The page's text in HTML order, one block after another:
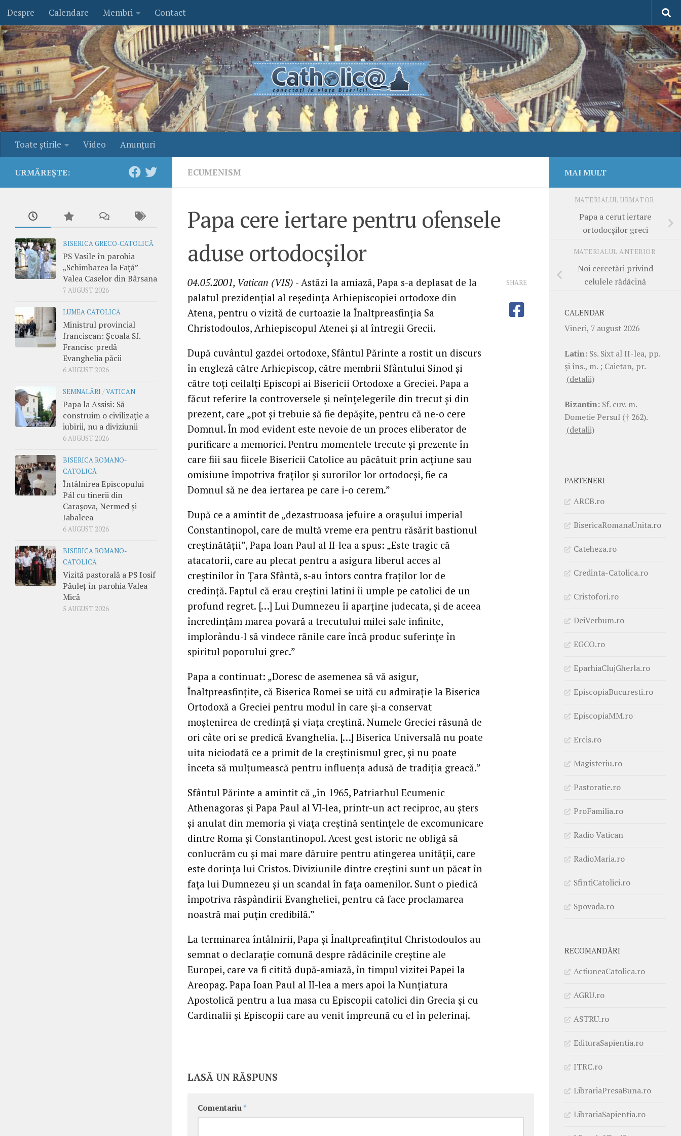
Skip to content
Despre Calendare Membri Contact
Toate ştirile Video Anunţuri
ECUMENISM
Papa cere iertare pentru ofensele
aduse ortodocşilor
04.05.2001, Vatican (VIS) - Astăzi la amiază, Papa s-a deplasat de la
palatul prezidenţial al reşedinţa Arhiepiscopiei ortodoxe din
Atena, pentru o vizită de curtoazie la Înaltpreasfinţia Sa
Christodoulos, Arhiepiscopul Atenei şi al întregii Grecii.
După cuvântul gazdei ortodoxe, Sfântul Părinte a rostit un discurs
în engleză către Arhiepiscop, către membrii Sfântului Sinod şi
către toţi ceilalţi Episcopi ai Bisericii Ortodoxe a Greciei. Papa a
făcut referire la controversele şi neînţelegerile din trecut şi din
prezent, care „pot şi trebuie să fie depăşite, pentru că ne-o cere
Domnul. În mod evident este nevoie de un proces eliberator de
purificare a memoriei. Pentru momentele trecute şi prezente în
care fiii sau fiicele Bisericii Catolice au păcătuit prin acţiune sau
omisiune împotriva fraţilor şi surorilor lor ortodocşi, fie ca
Domnul să ne dea iertarea pe care i-o cerem.”
După ce a amintit de „dezastruoasa jefuire a oraşului imperial
Constantinopol, care de multă vreme era pentru răsărit bastionul
creştinătăţii”, Papa Ioan Paul al II-lea a spus: „Este tragic că
atacatorii, care au plecat pentru a asigura liberul acces al
creştinilor în Ţara Sfântă, s-au întors contra fraţilor lor de
credinţă. Faptul că erau creştini latini îi umple pe catolici de un
profund regret. […] Lui Dumnezeu îi aparţine judecata, şi de aceea
încredinţăm marea povară a trecutului milei sale infinite,
implorându-l să vindece rănile care încă produc suferinţe în
spiritul poporului grec.”
Papa a continuat: „Doresc de asemenea să vă asigur,
Înaltpreasfinţite, că Biserica Romei se uită cu admiraţie la Biserica
Ortodoxă a Greciei pentru modul în care şi-a conservat
moştenirea de credinţă şi viaţa creştină. Numele Greciei răsună de
ori câte ori se predică Evanghelia. […] Biserica Universală nu poate
uita niciodată ce a primit de la creştinismul grec, şi nu poate
înceta să mulţumească pentru influenţa adusă de tradiţia greacă.”
Sfântul Părinte a amintit că „în 1965, Patriarhul Ecumenic
Athenagoras şi Papa Paul al VI-lea, printr-un act reciproc, au şters
şi anulat din memoria şi viaţa creştină sentinţele de excomunicare
dintre Roma şi Constantinopol. Acest gest istoric ne obligă să
conlucrăm cu şi mai mare dăruire pentru atingerea unităţii, care
este dorinţa lui Cristos. Diviziunile dintre creştini sunt un păcat în
faţa lui Dumnezeu şi un scandal în faţa oamenilor. Sunt o piedică
împotriva răspândirii Evangheliei, pentru că face proclamarea
noastră mai puţin credibilă.”
La terminarea întâlnirii, Papa şi Înaltpreafinţitul Christodoulos au
semnat o declaraţie comună despre rădăcinile creştine ale
Europei, care va fi citită după-amiază, în timpul vizitei Papei la
Areopag. Papa Ioan Paul al II-lea a mers apoi la Nunţiatura
Apostolică pentru a lua masa cu Episcopii catolici din Grecia şi cu
Cardinalii şi Episcopii care au venit împreună cu el în pelerinaj.
SHARE
LASĂ UN RĂSPUNS
Comentariu *
URMĂREȘTE:
BISERICA GRECO-CATOLICĂ
PS Vasile în parohia
„Schimbarea la Față” –
Valea Caselor din Bârsana
7 AUGUST 2026
LUMEA CATOLICĂ
Ministrul provincial
franciscan: Școala Sf.
Francisc predă
Evanghelia păcii
6 AUGUST 2026
SEMNALĂRI /VATICAN
Papa la Assisi: Să
construim o civilizație a
iubirii, nu a diviziunii
6 AUGUST 2026
BISERICA ROMANO-
CATOLICĂ
Întâlnirea Episcopului
Pál cu tinerii din
Carașova, Nermed și
Iabalcea
6 AUGUST 2026
BISERICA ROMANO-
CATOLICĂ
Vizită pastorală a PS Iosif
Păuleț în parohia Valea
Mică
5 AUGUST 2026
MAI MULT
MATERIALUL URMĂTOR
Papa a cerut iertare
ortodocşilor greci
MATERIALUL ANTERIOR
Noi cercetări privind
celulele rădăcină
CALENDAR
Vineri, 7 august 2026
Latin: Ss. Sixt al II-lea, pp.
şi îns., m. ; Caietan, pr.
(detalii)
Bizantin: Sf. cuv. m.
Dometie Persul († 262).
(detalii)
PARTENERI
ARCB.ro
BisericaRomanaUnita.ro
Cateheza.ro
Credinta-Catolica.ro
Cristofori.ro
DeiVerbum.ro
EGCO.ro
EparhiaClujGherla.ro
EpiscopiaBucuresti.ro
EpiscopiaMM.ro
Ercis.ro
Magisteriu.ro
Pastoratie.ro
ProFamilia.ro
Radio Vatican
RadioMaria.ro
SfintiCatolici.ro
Spovada.ro
RECOMANDĂRI
ActiuneaCatolica.ro
AGRU.ro
ASTRU.ro
EdituraSapientia.ro
ITRC.ro
LibrariaPresaBuna.ro
LibrariaSapientia.ro